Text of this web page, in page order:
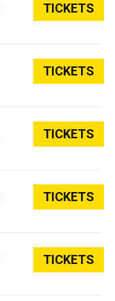
TICKETS
TICKETS
TICKETS
TICKETS
TICKETS